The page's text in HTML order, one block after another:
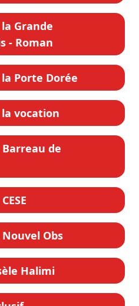
Grande
- Roman
Porte Dorée
vocation
de
Obs
Halimi